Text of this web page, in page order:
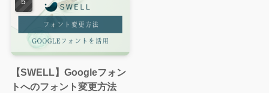
【SWELL】Googleフォン
トへのフォント変更方法